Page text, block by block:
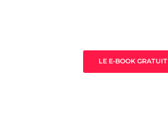
LE E-BOOK GRATUIT